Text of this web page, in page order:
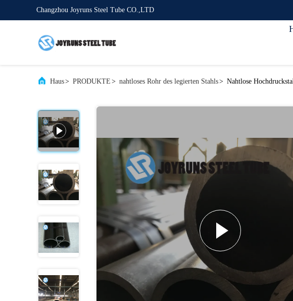
Changzhou Joyruns Steel Tube CO.,LTD
Haus> PRODUKTE > nahtloses Rohr des legierten Stahls> Nahtlose